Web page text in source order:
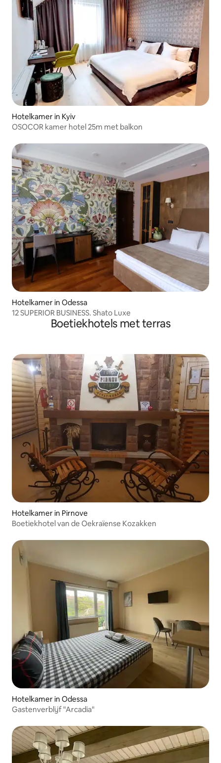
Hotelkamer in Kyiv
OSOCOR kamer hotel 25m met balkon
Hotelkamer in Odessa
12 SUPERIOR BUSINESS. Shato Luxe
Boetiekhotels met terras
Hotelkamer in Pirnove
Boetiekhotel van de Oekraïense Kozakken
Hotelkamer in Odessa
Gastenverblijf "Arcadia"